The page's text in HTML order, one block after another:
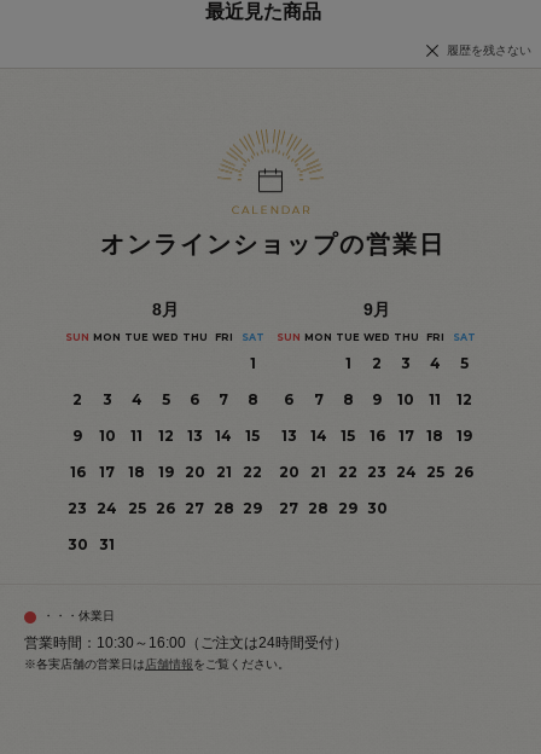
最近見た商品
履歴を残さない
オンラインショップの営業日
8月
SUN MON TUE WED THU FRI SAT
1
2
3 4 5 6 7
8
9
10 11 12 13 14
15
16
17 18 19 20 21
22
23
24 25 26 27 28 29
30
31
9月
SUN MON TUE WED THU FRI SAT
1 2 3 4
5
6
7 8 9 10 11
12
13
14 15 16 17 18
19
20
21 22 23 24 25
26
27 28 29 30
・・・休業日
営業時間：10:30～16:00（ご注文は24時間受付）
※各実店舗の営業日は 店舗情報をご覧ください。